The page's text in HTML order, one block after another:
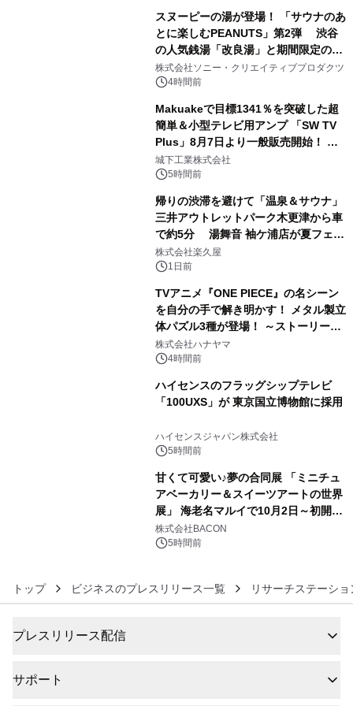
スヌーピーの湯が登場！ 「サウナのあ
とに楽しむPEANUTS」第2弾 渋谷
の人気銭湯「改良湯」と期間限定のコ
ラボレーション サウナイキタイコラ
ボグッズも発売決定！
株式会社ソニー・クリエイティブプロダクツ
4時間前
Makuakeで目標1341％を突破した超
簡単＆小型テレビ用アンプ 「SW TV
Plus」8月7日より一般販売開始！ ケ
ーブル1本つなぐだけ、テレビの音が
ぐっと豊かに
城下工業株式会社
5時間前
帰りの渋滞を避けて「温泉＆サウナ」
三井アウトレットパーク木更津から車
で約5分 湯舞音 袖ケ浦店が夏フェア
メニューを提供
株式会社楽久屋
1日前
TVアニメ『ONE PIECE』の名シーン
を自分の手で解き明かす！ メタル製立
体パズル3種が登場！ ～ストーリーと
ギミックが融合した 大人の体験型パズ
ルが8月7日(金)12時より先行予約受付
株式会社ハナヤマ
4時間前
ハイセンスのフラッグシップテレビ
「100UXS」が 東京国立博物館に採用
ハイセンスジャパン株式会社
5時間前
甘くて可愛い♪夢の合同展 「ミニチュ
アベーカリー＆スイーツアートの世界
展」 海老名マルイで10月2日～初開
催！
株式会社BACON
5時間前
トップ ビジネスのプレスリリース一覧 リサーチステーシ
プレスリリース配信
サポート